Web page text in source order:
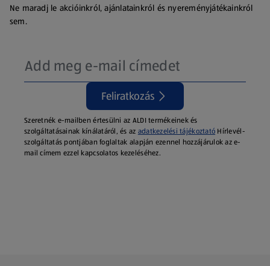
Ne maradj le akcióinkról, ajánlatainkról és nyereményjátékainkról
sem.
Feliratkozás
Szeretnék e-mailben értesülni az ALDI termékeinek és
szolgáltatásainak kínálatáról, és az adatkezelési tájékoztató Hírlevél-
szolgáltatás pontjában foglaltak alapján ezennel hozzájárulok az e-
mail címem ezzel kapcsolatos kezeléséhez.